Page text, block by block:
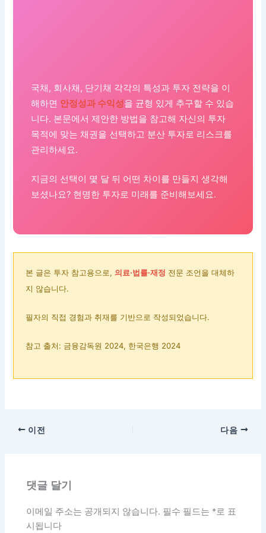
국채, 회사채, 단기채 각각의 특성과 투자 전략을 이
해하면 안정성과 수익성을 균형 있게 추구할 수 있습
니다. 본문에서 제안한 방법을 참고해 자신의 투자
목적에 맞는 채권을 선택하고 분산 투자로 리스크를
관리하세요.
지금의 선택이 몇 달 뒤 어떤 차이를 만들지 생각해
보셨나요? 현명한 투자로 미래를 준비해보세요.
본 글은 투자 참고용으로, 의료·법률·재정 전문 조언을 대체하
지 않습니다.
필자의 직접 경험과 취재를 기반으로 작성되었습니다.
참고 출처: 금융감독원 2024, 한국은행 2024
이전 다음
댓글 달기
이메일 주소는 공개되지 않습니다. 필수 필드는 *로 표
시됩니다